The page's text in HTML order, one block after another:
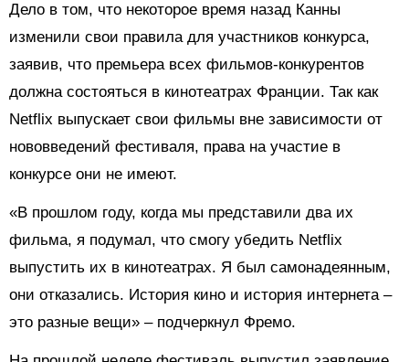
Дело в том, что некоторое время назад Канны
изменили свои правила для участников конкурса,
заявив, что премьера всех фильмов-конкурентов
должна состояться в кинотеатрах Франции. Так как
Netflix выпускает свои фильмы вне зависимости от
нововведений фестиваля, права на участие в
конкурсе они не имеют.
«В прошлом году, когда мы представили два их
фильма, я подумал, что смогу убедить Netflix
выпустить их в кинотеатрах. Я был самонадеянным,
они отказались. История кино и история интернета –
это разные вещи» – подчеркнул Фремо.